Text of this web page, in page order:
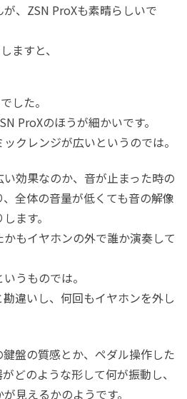
、ZSN ProXも素晴らしいで
ますと、
した。
ProXのほうが細かいです。
クレンジが広いというのでは。
効果なのか、音が止まった時の
全体の音量が低くても音の解像
ます。
もイヤホンの外で誰か演奏して
うものでは。
違いし、何回もイヤホンを外し
盤の質感とか、ペダル操作した
どのような形して何が振動し、
見えるかのようです。